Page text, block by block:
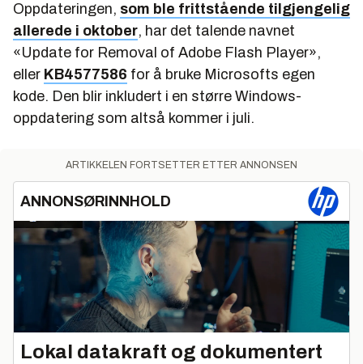
Oppdateringen, som ble frittstående tilgjengelig
allerede i oktober, har det talende navnet
«Update for Removal of Adobe Flash Player»,
eller KB4577586 for å bruke Microsofts egen
kode. Den blir inkludert i en større Windows-
oppdatering som altså kommer i juli.
ARTIKKELEN FORTSETTER ETTER ANNONSEN
ANNONSØRINNHOLD
Lokal datakraft og dokumentert